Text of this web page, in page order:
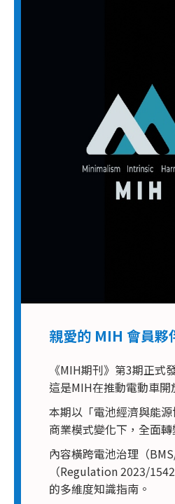
親愛的 MIH 會員夥
《MIH期刊》第3期正式
這是MIH在推動電動車
本期以「電池經濟與能
商業模式變化下，全面
內容橫跨電池治理（
（Regulation 2023/
的多維度知識指南。